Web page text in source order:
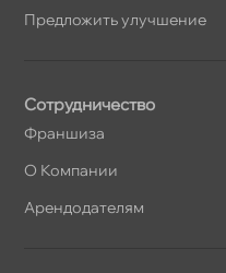
Предложить улучшение
Сотрудничество
Франшиза
О Компании
Арендодателям